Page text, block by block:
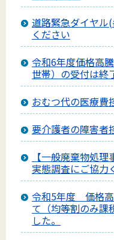
道路緊急ダイヤル
ください
令和6年度価格高
世帯）の受付は終
おむつ代の医療費
要介護者の障害者
【一般廃棄物処
実態調査にご協力
令和5年度 価格高
て（均等割のみ
した。